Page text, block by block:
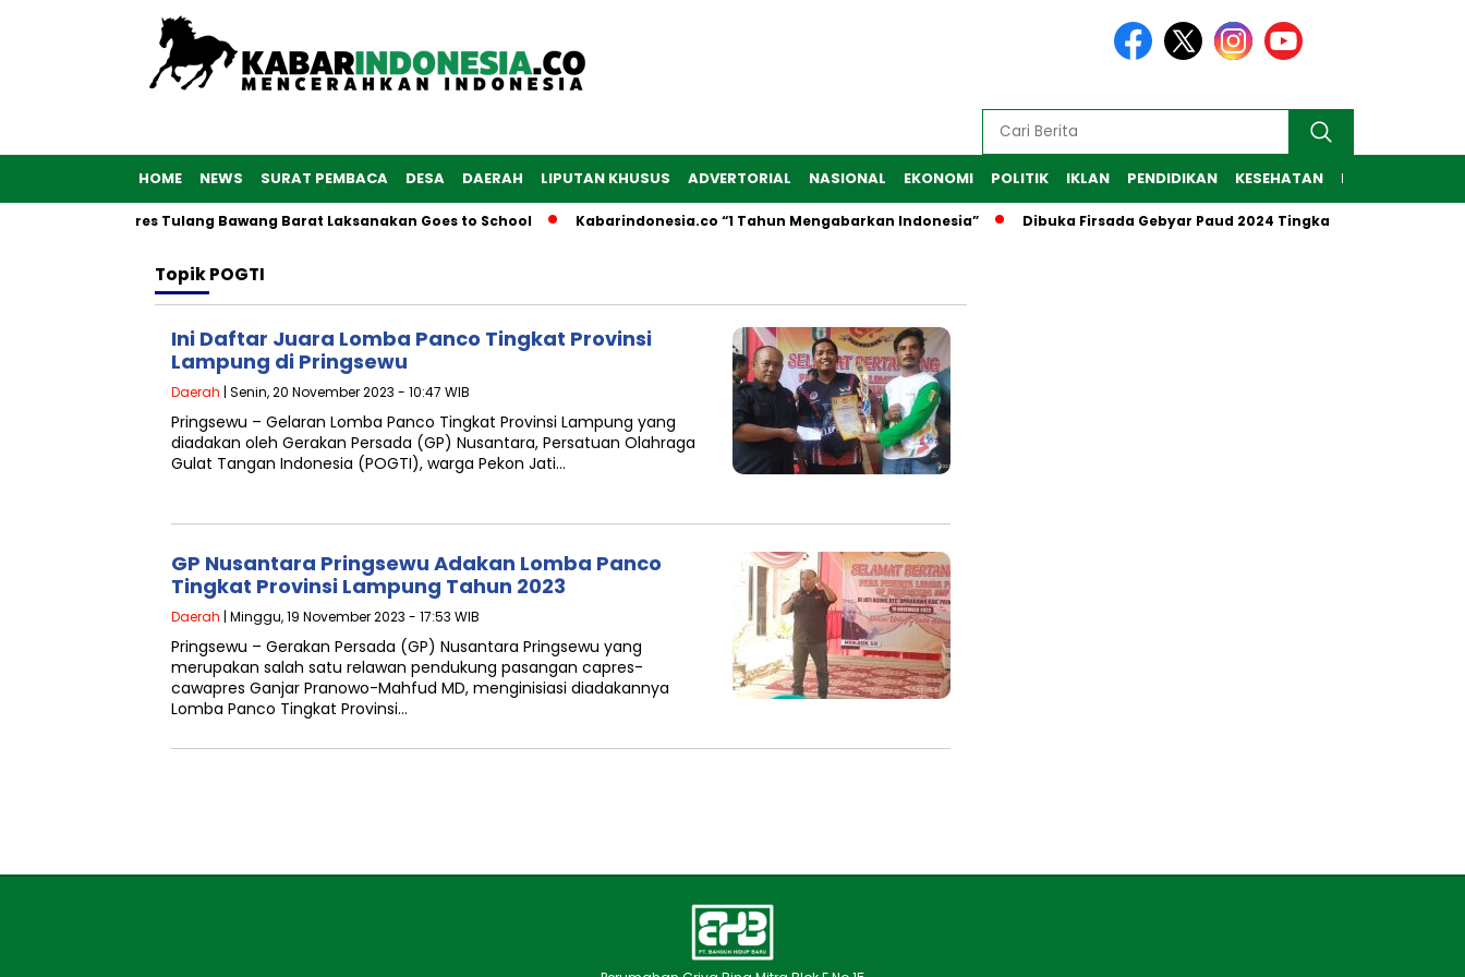
HOME NEWS SURAT PEMBACA DESA DAERAH LIPUTAN KHUSUS ADVERTORIAL NASIONAL EKONOMI POLITIK IKLAN PENDIDIKAN KESEHATAN RAGAM
76, Polwan Polres Tulang Bawang Barat Laksanakan Goes to School Kabarindonesia.co “1 Tahun Mengabarkan Indonesia” Dibuka Firsada Gebyar Paud 2024 Tingkat Kabupaten
TopikPOGTI
Ini Daftar Juara Lomba Panco Tingkat Provinsi
Lampung di Pringsewu
Daerah | Senin, 20 November 2023 - 10:47 WIB
Pringsewu – Gelaran Lomba Panco Tingkat Provinsi Lampung yang
diadakan oleh Gerakan Persada (GP) Nusantara, Persatuan Olahraga
Gulat Tangan Indonesia (POGTI), warga Pekon Jati…
GP Nusantara Pringsewu Adakan Lomba Panco
Tingkat Provinsi Lampung Tahun 2023
Daerah | Minggu, 19 November 2023 - 17:53 WIB
Pringsewu – Gerakan Persada (GP) Nusantara Pringsewu yang
merupakan salah satu relawan pendukung pasangan capres-
cawapres Ganjar Pranowo-Mahfud MD, menginisiasi diadakannya
Lomba Panco Tingkat Provinsi…